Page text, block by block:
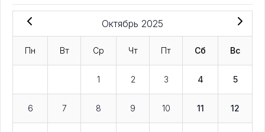
Октябрь 2025
Пн Вт Ср Чт Пт Сб Вс
1 2 3 4 5
6 7 8 9 10 11 12